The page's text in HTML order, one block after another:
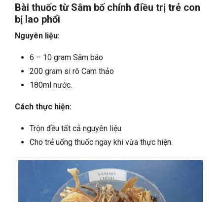
Bài thuốc từ Sâm bố chính điều trị trẻ con
bị lao phổi
Nguyên liệu:
6 – 10 gram Sâm báo
200 gram si rô Cam thảo
180ml nước.
Cách thực hiện:
Trộn đều tất cả nguyên liệu
Cho trẻ uống thuốc ngay khi vừa thực hiện.